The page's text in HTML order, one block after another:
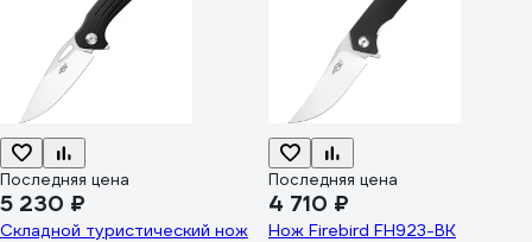
Последняя цена
5 230 ₽
Складной туристический нож
Последняя цена
4 710 ₽
Нож Firebird FH923-BK